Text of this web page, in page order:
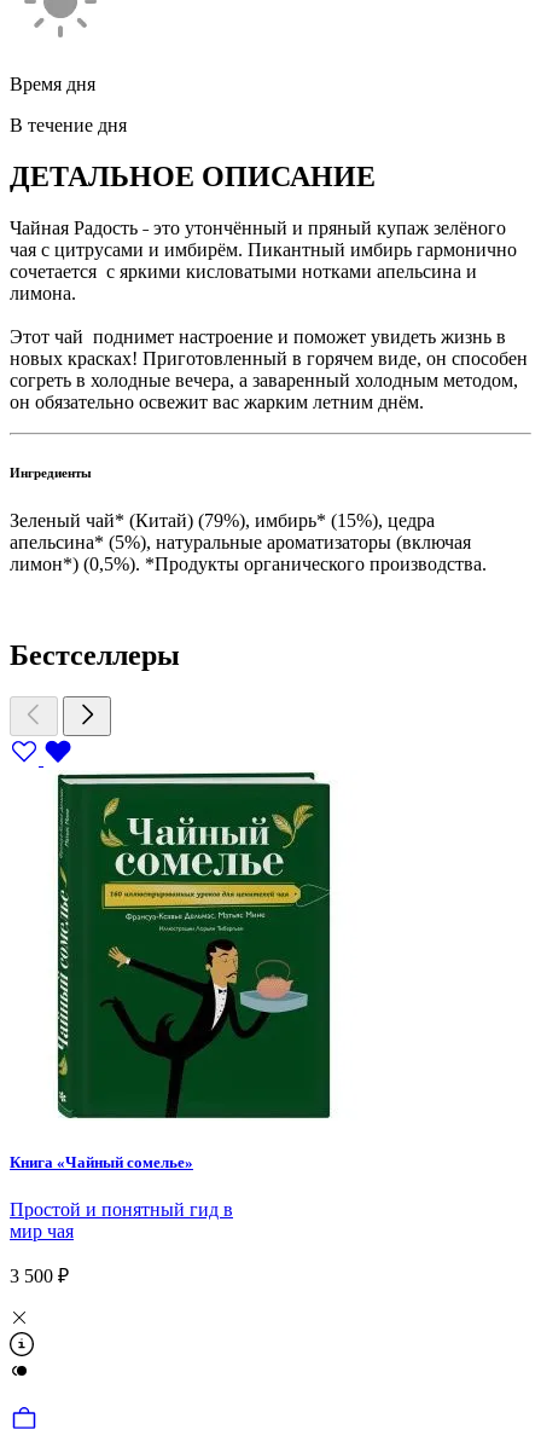
Время дня
В течение дня
ДЕТАЛЬНОЕ ОПИСАНИЕ
Чайная Радость ˗ это утончённый и пряный купаж зелёного
чая с цитрусами и имбирём. Пикантный имбирь гармонично
сочетается с яркими кисловатыми нотками апельсина и
лимона.
Этот чай поднимет настроение и поможет увидеть жизнь в
новых красках! Приготовленный в горячем виде, он способен
согреть в холодные вечера, а заваренный холодным методом,
он обязательно освежит вас жарким летним днём.
Ингредиенты
Зеленый чай* (Китай) (79%), имбирь* (15%), цедра
апельсина* (5%), натуральные ароматизаторы (включая
лимон*) (0,5%). *Продукты органического производства.
Бестселлеры
Книга «Чайный сомелье»
Простой и понятный гид в
мир чая
3 500 ₽